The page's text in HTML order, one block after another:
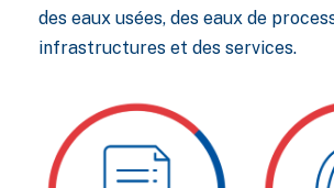
des eaux usées, des eaux de
infrastructures et des services.